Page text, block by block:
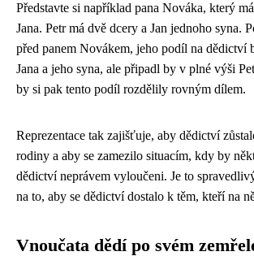
Představte si například pana Nováka, který
Jana. Petr má dvě dcery a Jan jednoho syna.
před panem Novákem, jeho podíl na dědictví
Jana a jeho syna, ale připadl by v plné výši
by si pak tento podíl rozdělily rovným dílem.
Reprezentace tak zajišťuje, aby dědictví
rodiny a aby se zamezilo situacím, kdy by
dědictví neprávem vyloučeni. Je to
na to, aby se dědictví dostalo k těm, kteří na
Vnoučata dědí po svém